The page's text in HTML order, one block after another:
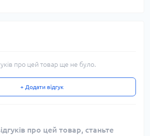
про цей товар ще не було.
+ Додати відгук
про цей товар, станьте